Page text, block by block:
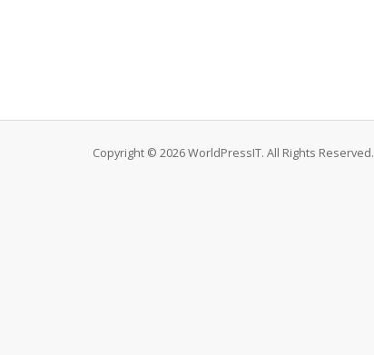
Copyright © 2026 WorldPressIT. All Rights Reserved.